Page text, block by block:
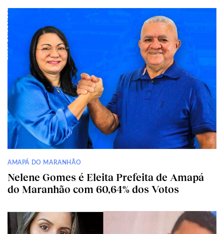
AMAPÁ DO MARANHÃO
Nelene Gomes é Eleita Prefeita de Amapá
do Maranhão com 60,64% dos Votos